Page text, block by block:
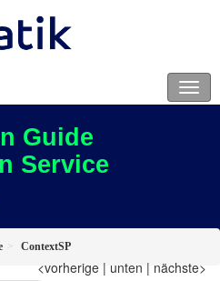
Guide
Service
ContextSP
<vorherige | unten | nächste>